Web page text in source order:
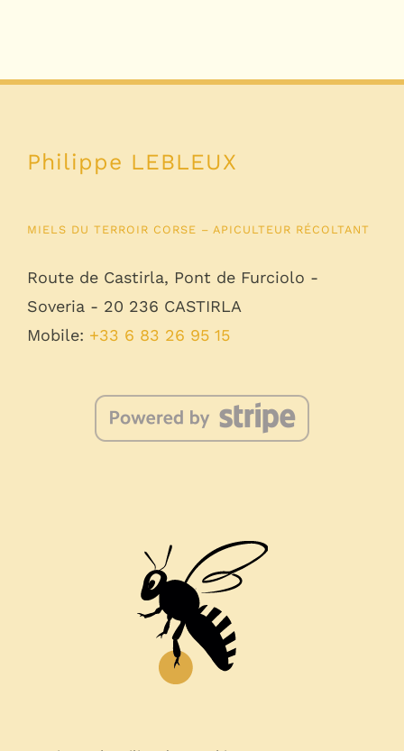
Philippe LEBLEUX
MIELS DU TERROIR CORSE – APICULTEUR RÉCOLTANT
Route de Castirla, Pont de Furciolo -
Soveria - 20 236 CASTIRLA
Mobile: +33 6 83 26 95 15